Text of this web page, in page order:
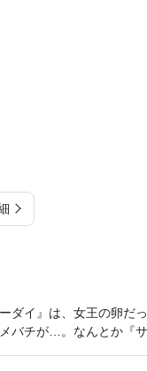
ダイ』は、女王の卵
バチが…。なんとか『